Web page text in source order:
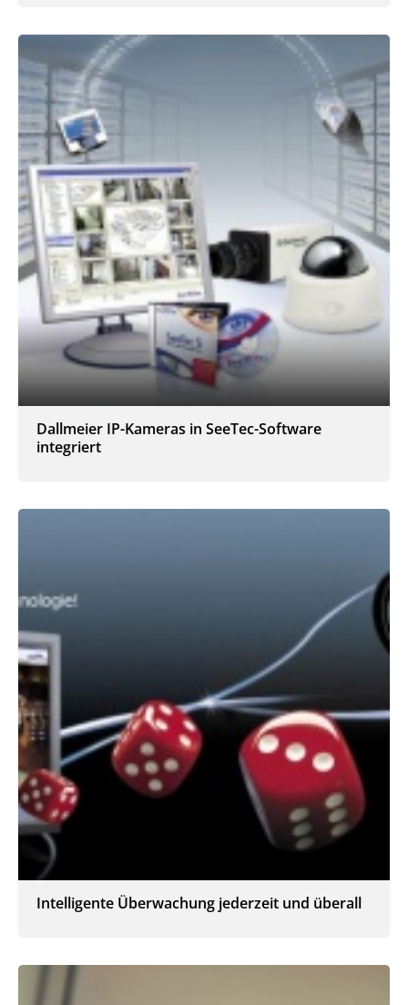
Dallmeier IP-Kameras in SeeTec-Software
integriert
Intelligente Überwachung jederzeit und überall